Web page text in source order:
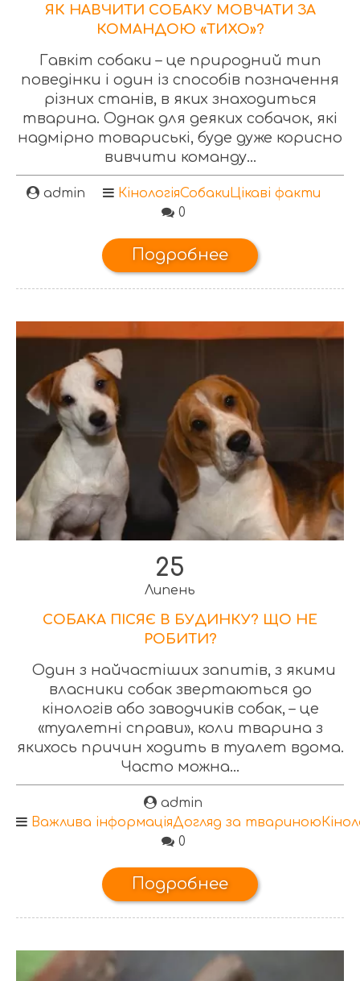
ЯК НАВЧИТИ СОБАКУ МОВЧАТИ ЗА
КОМАНДОЮ «ТИХО»?
Гавкіт собаки – це природний тип
поведінки і один із способів позначення
різних станів, в яких знаходиться
тварина. Однак для деяких собачок, які
надмірно товариські, буде дуже корисно
вивчити команду...
admin КінологіяСобаки Цікаві факти
0
Подробнее
25
Липень
СОБАКА ПІСЯЄ В БУДИНКУ? ЩО НЕ
РОБИТИ?
Один з найчастіших запитів, з якими
власники собак звертаються до
кінологів або заводчиків собак, – це
«туалетні справи», коли тварина з
якихось причин ходить в туалет вдома.
Часто можна...
admin
Важлива інформаціяДогляд за твариною
0
Подробнее